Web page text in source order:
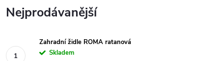
Nejprodávanější
Zahradní židle ROMA ratanová
Skladem